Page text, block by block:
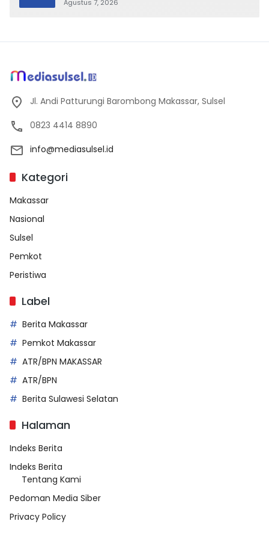
Agustus 7, 2026
Jl. Andi Patturungi Barombong Makassar, Sulsel
0823 4414 8890
info@mediasulsel.id
Kategori
Makassar
Nasional
Sulsel
Pemkot
Peristiwa
Label
Berita Makassar
Pemkot Makassar
ATR/BPN MAKASSAR
ATR/BPN
Berita Sulawesi Selatan
Halaman
Indeks Berita
Indeks Berita
Tentang Kami
Pedoman Media Siber
Privacy Policy